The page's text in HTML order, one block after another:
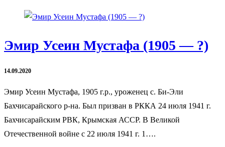
Эмир Усеин Мустафа (1905 — ?)
14.09.2020
Эмир Усеин Мустафа, 1905 г.р., уроженец с. Би-Эли
Бахчисарайского р-на. Был призван в РККА 24 июля 1941 г.
Бахчисарайским РВК, Крымская АССР. В Великой
Отечественной войне с 22 июля 1941 г. 1….